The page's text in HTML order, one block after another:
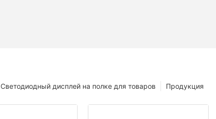
Продукция
Светодиодный дисплей на полке для товаров